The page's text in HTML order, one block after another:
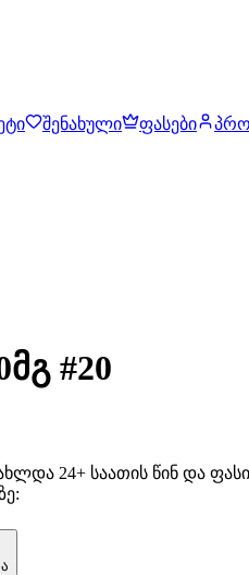
შენახული ფასები
#20
24+ საათის წინ და